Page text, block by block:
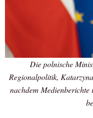
Die polnische
Regionalpolitik,
nachdem